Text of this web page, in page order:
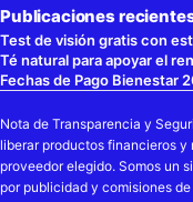
Publicaciones
Test de visión gratis con
Té natural para apoyar el
Fechas de Pago Bienestar
Nota de Transparencia y
liberar productos financieros y
proveedor elegido. Somos un
por publicidad y comisiones